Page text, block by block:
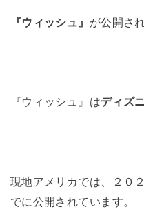
『ウィッシュ』 が公開さ
『ウィッシュ』はディズ
現地アメリカでは、２０
でに公開されています。